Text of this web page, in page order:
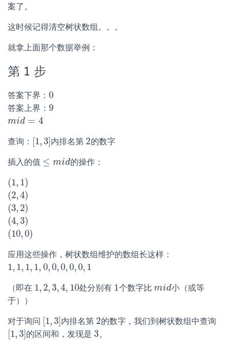
案了。
这时候记得清空树状数组。。。
就拿上面那个数据举例：
第 1 步
答案下界： 0
0
答案上界： 9
9
mid = 4
mid= 4
查询： [1,3]
1, 3] 内排名第 2
2的数字
插入的值 ≤ mid
≤mid 的操作：
(1, 1)
(1,1)
(2,4)
(2,4)
(3, 2)
(3,2)
(4,3)
(4,3)
(10,0)
(10, 0)
应用这些操作，树状数组维护的数组长这样：
1, 1, 1, 1, 0,0,0,0,0, 1
1, 1,1,1 ,0 ,0, 0,0,0,1
（即在 1, 2,3, 4, 10
1, 2,3,4,10 处分别有 1
1个数字比 mid
mid 小（或等
于））
对于询问 [1,3]
1, 3] 内排名第 2
2的数字，我们到树状数组中查询
[1,3]
1, 3] 的区间和，发现是3
3。